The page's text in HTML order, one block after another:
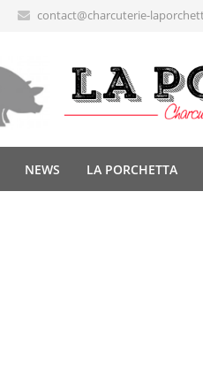
contact@charcuterie-
NEWS LA PORCHETTA